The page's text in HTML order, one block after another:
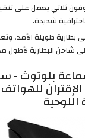
ثلاثي يعمل على
شديدة.
بطارية طويلة الأمد،
شاحن البطارية
بلوتوث -
اللوحية